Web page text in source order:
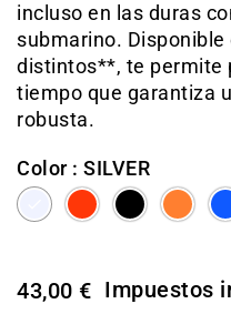
incluso en las duras
submarino.
distintos**, te permite
tiempo que garantiza
robusta.
Color : SILVER
SILVERRED BLACK
43,00 € Impuestos